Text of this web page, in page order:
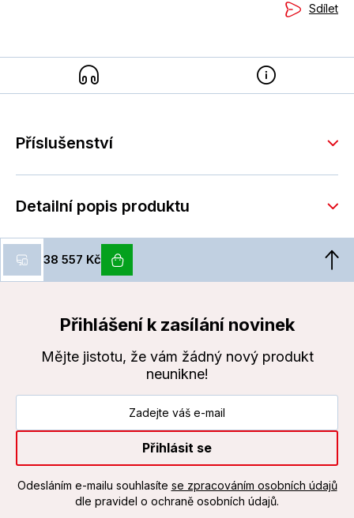
Sdílet
Příslušenství
Detailní popis produktu
38 557 Kč
Přihlášení k zasílání novinek
Mějte jistotu, že vám žádný nový produkt
neunikne!
Přihlásit se
Odesláním e-mailu souhlasíte se zpracováním osobních údajů
dle pravidel o ochraně osobních údajů.